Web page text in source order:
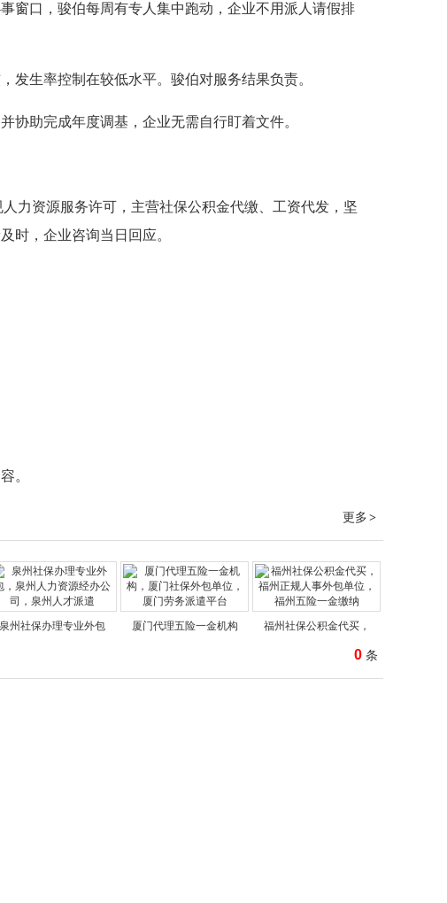
窗口，骏伯每周有专人集中跑动，企业不用派人请假排
发生率控制在较低水平。骏伯对服务结果负责。
协助完成年度调基，企业无需自行盯着文件。
力资源服务许可，主营社保公积金代缴、工资代发，坚
时，企业咨询当日回应。
。
更多 >
泉州社保办理专业外包 厦门代理五险一金机构 福州社保公积金代买，
0 条